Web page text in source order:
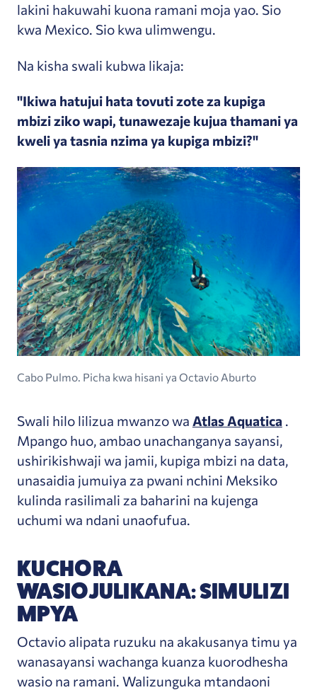
lakini hakuwahi kuona ramani moja yao. Sio
kwa Mexico. Sio kwa ulimwengu.
Na kisha swali kubwa likaja:
"Ikiwa hatujui hata tovuti zote za kupiga
mbizi ziko wapi, tunawezaje kujua thamani ya
kweli ya tasnia nzima ya kupiga mbizi?"
Cabo Pulmo. Picha kwa hisani ya Octavio Aburto
Swali hilo lilizua mwanzo wa Atlas Aquatica .
Mpango huo, ambao unachanganya sayansi,
ushirikishwaji wa jamii, kupiga mbizi na data,
unasaidia jumuiya za pwani nchini Meksiko
kulinda rasilimali za baharini na kujenga
uchumi wa ndani unaofufua.
KUCHORA
WASIOJULIKANA: SIMULIZI
MPYA
Octavio alipata ruzuku na akakusanya timu ya
wanasayansi wachanga kuanza kuorodhesha
wasio na ramani. Walizunguka mtandaoni